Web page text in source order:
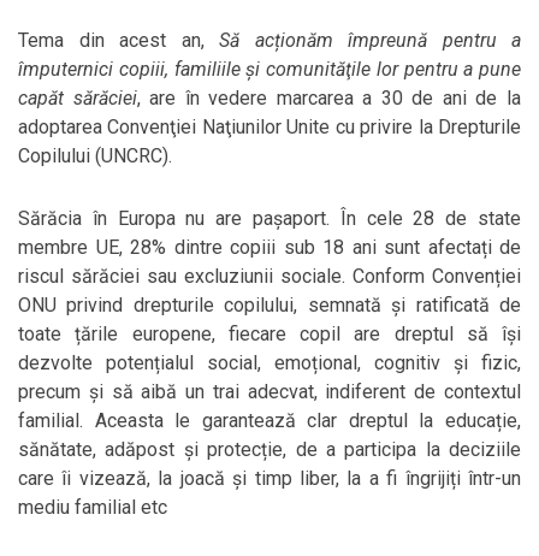
Tema din acest an, Să acționăm împreună pentru a
împuternici copiii, familiile şi comunităţile lor pentru a pune
capăt sărăciei, are în vedere marcarea a 30 de ani de la
adoptarea Convenţiei Naţiunilor Unite cu privire la Drepturile
Copilului (UNCRC).
Sărăcia în Europa nu are pașaport. În cele 28 de state
membre UE, 28% dintre copiii sub 18 ani sunt afectați de
riscul sărăciei sau excluziunii sociale. Conform Convenției
ONU privind drepturile copilului, semnată și ratificată de
toate țările europene, fiecare copil are dreptul să își
dezvolte potențialul social, emoțional, cognitiv și fizic,
precum și să aibă un trai adecvat, indiferent de contextul
familial. Aceasta le garantează clar dreptul la educație,
sănătate, adăpost și protecție, de a participa la deciziile
care îi vizează, la joacă și timp liber, la a fi îngrijiți într-un
mediu familial etc